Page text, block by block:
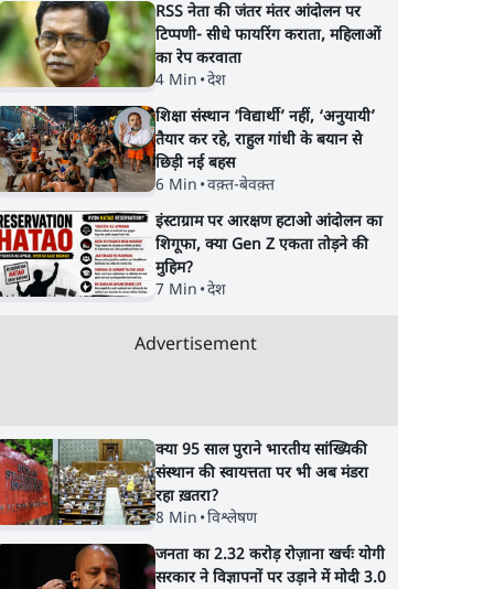
RSS नेता की जंतर मंतर आंदोलन पर
टिप्पणी- सीधे फायरिंग कराता, महिलाओं
का रेप करवाता
4 Min •देश
शिक्षा संस्थान ‘विद्यार्थी’ नहीं, ‘अनुयायी’
तैयार कर रहे, राहुल गांधी के बयान से
छिड़ी नई बहस
6 Min •वक़्त-बेवक़्त
इंस्टाग्राम पर आरक्षण हटाओ आंदोलन का
शिगूफा, क्या Gen Z एकता तोड़ने की
मुहिम?
7 Min •देश
Advertisement
क्या 95 साल पुराने भारतीय सांख्यिकी
संस्थान की स्वायत्तता पर भी अब मंडरा
रहा ख़तरा?
8 Min •विश्लेषण
जनता का 2.32 करोड़ रोज़ाना खर्चः योगी
सरकार ने विज्ञापनों पर उड़ाने में मोदी 3.0